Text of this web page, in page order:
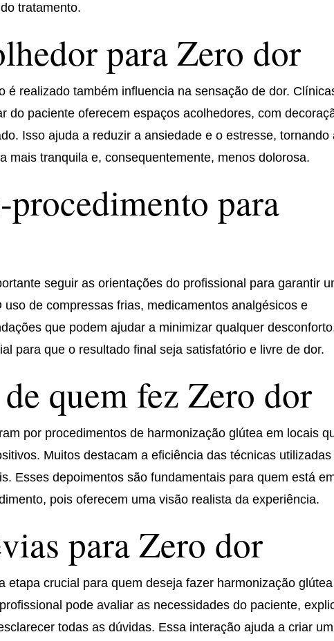
tratamento.
para Zero dor
é realizado também influencia na sensação de dor.
do paciente oferecem espaços acolhedores, com
Isso ajuda a reduzir a ansiedade e o estresse, tornando
mais tranquila e, consequentemente, menos dolorosa.
para
seguir as orientações do profissional para garantir
de compressas frias, medicamentos analgésicos e
que podem ajudar a minimizar qualquer
para que o resultado final seja satisfatório e livre de dor.
quem fez Zero dor
por procedimentos de harmonização glútea em locais
Muitos destacam a eficiência das técnicas utilizadas
Esses depoimentos são fundamentais para quem está
pois oferecem uma visão realista da experiência.
para Zero dor
etapa crucial para quem deseja fazer harmonização glútea
pode avaliar as necessidades do paciente,
todas as dúvidas. Essa interação ajuda a criar um